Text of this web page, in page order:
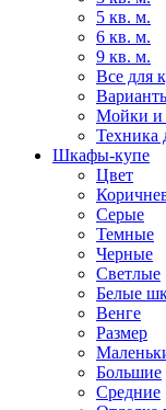
5 кв. м.
6 кв. м.
9 кв. м.
Все для
Мойки и
Техника
Шкафы-купе
Цвет
Серые
Темные
Черные
Светлые
Белые
Венге
Размер
Большие
Средние